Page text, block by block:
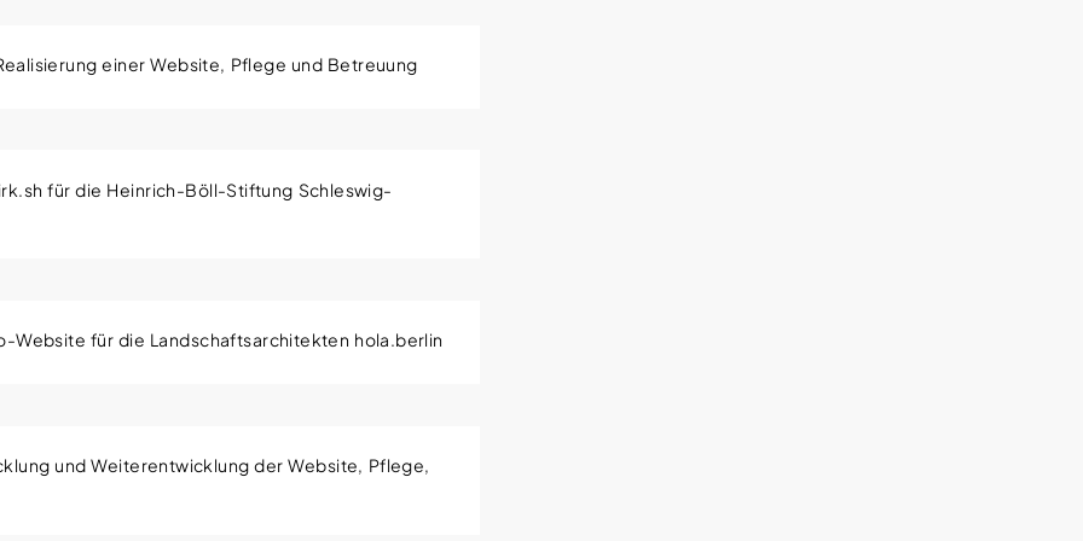
für die Mitarbeitenden des Felleshus
einer Website, Pflege und Betreuung
für die Heinrich-Böll-Stiftung Schleswig-
Website für die Landschaftsarchitekten hola.berlin
und Weiterentwicklung der Website, Pflege,